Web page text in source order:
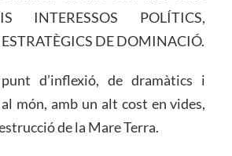
INTERESSOS POLÍTICS,
DE DOMINACIÓ.
d’inflexió, de dramàtics i
món, amb un alt cost en vides,
de la Mare Terra.